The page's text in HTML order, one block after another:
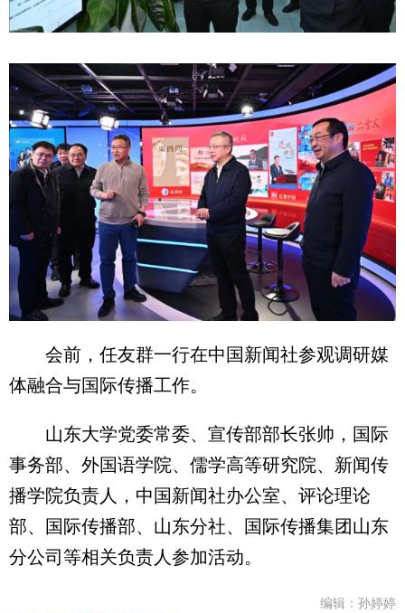
会前，任友群一行在中国新闻社参观调研媒
体融合与国际传播工作。
山东大学党委常委、宣传部部长张帅，国际
事务部、外国语学院、儒学高等研究院、新闻传
播学院负责人，中国新闻社办公室、评论理论
部、国际传播部、山东分社、国际传播集团山东
分公司等相关负责人参加活动。
编辑：孙婷婷